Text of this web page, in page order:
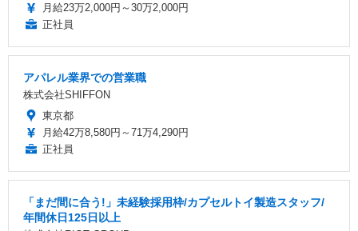
月給23万2,000円～30万2,000円
正社員
アパレル業界での営業職
株式会社SHIFFON
東京都
月給42万8,580円～71万4,290円
正社員
「まだ間に合う!」未経験採用枠/カプセルトイ製造スタッフ/
年間休日125日以上